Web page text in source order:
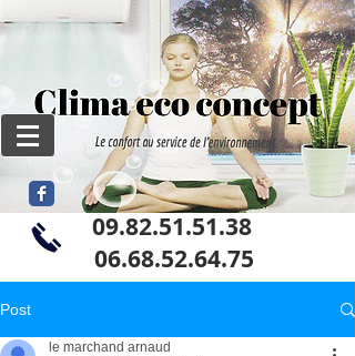
09.82.51.51.38
06.68.52.64.75
Post
le marchand arnaud